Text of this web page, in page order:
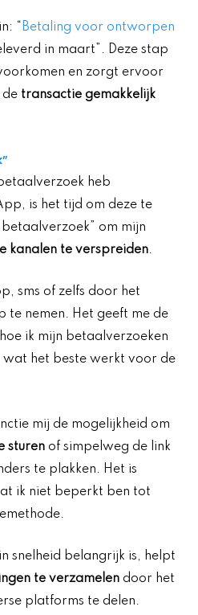
“
Betaling voor ontworpen
in maart”. Deze stap
en zorgt ervoor
de transactie gemakkelijk
heb
is het tijd om deze te
om mijn
kanalen te verspreiden.
sms of zelfs door het
te nemen. Het geeft me de
hoe ik mijn betaalverzoeken
wat het beste werkt voor de
mij de mogelijkheid om
sturen of simpelweg de link
te plakken. Het is
ik niet beperkt ben tot
snelheid belangrijk is, helpt
te verzamelen door het
platforms te delen.